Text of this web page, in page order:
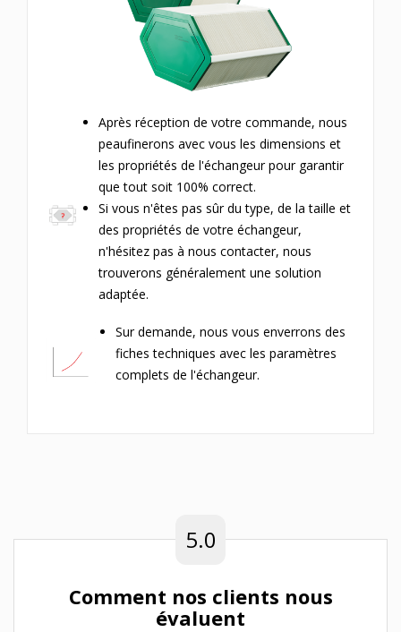
Après réception de votre commande, nous
peaufinerons avec vous les dimensions et
les propriétés de l'échangeur pour garantir
que tout soit 100% correct.
Si vous n'êtes pas sûr du type, de la taille et
des propriétés de votre échangeur,
n'hésitez pas à nous contacter, nous
trouverons généralement une solution
adaptée.
Sur demande, nous vous enverrons des
fiches techniques avec les paramètres
complets de l'échangeur.
5.0
Comment nos clients nous
évaluent